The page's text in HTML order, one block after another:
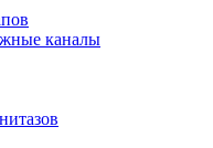
каналы